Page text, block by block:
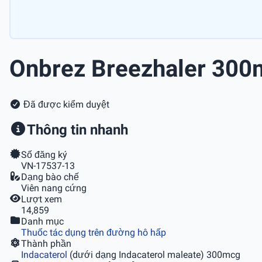
Onbrez Breezhaler
Đã được kiểm duyệt
Thông tin nhanh
Số đăng ký
VN-17537-13
Dạng bào chế
Viên nang cứng
Lượt xem
14,859
Danh mục
Thuốc tác dụng trên đường hô hấp
Thành phần
Indacaterol (dưới dạng Indacaterol maleate) 300mcg